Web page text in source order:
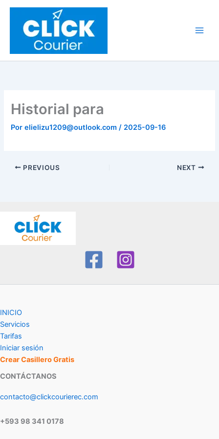
contenido
Historial para
Porelielizu1209@outlook.com/ 2025-09-16
PREVIOUS NEXT
INICIO
Servicios
Tarifas
Iniciar sesión
Crear Casillero Gratis
CONTÁCTANOS
contacto@clickcourierec.com
+593 98 341 0178